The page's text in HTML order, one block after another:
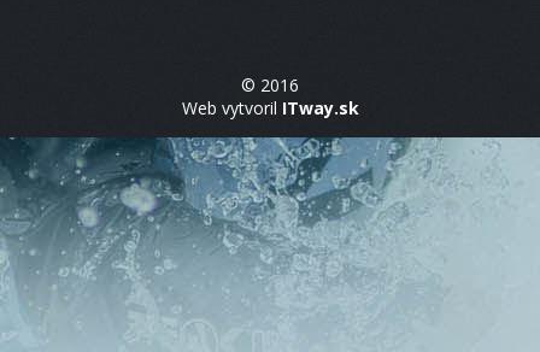
© 2016
Web vytvoril ITway.sk